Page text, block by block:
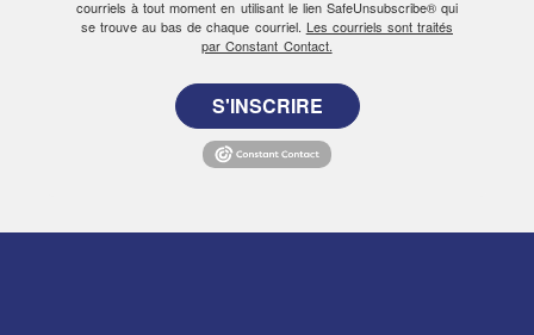
courriels à tout moment en utilisant le lien SafeUnsubscribe® qui
se trouve au bas de chaque courriel. Les courriels sont traités
par Constant Contact.
S'INSCRIRE